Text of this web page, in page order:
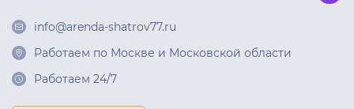
info@arenda-shatrov77.ru
Работаем по Москве и Московской области
Работаем 24/7